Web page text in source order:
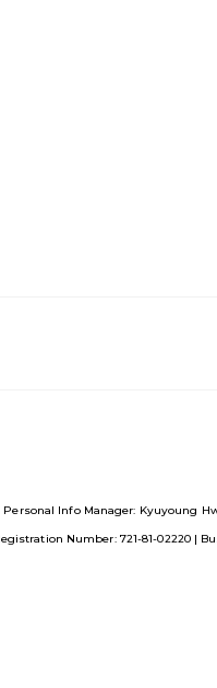
Info Manager: Kyuyoung
Number: 721-81-02220|